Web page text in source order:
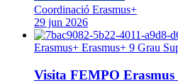
Coordinació Erasmus+
29 jun 2026
Erasmus+ Erasmus+ 9 Grau
Visita FEMPO Erasmus